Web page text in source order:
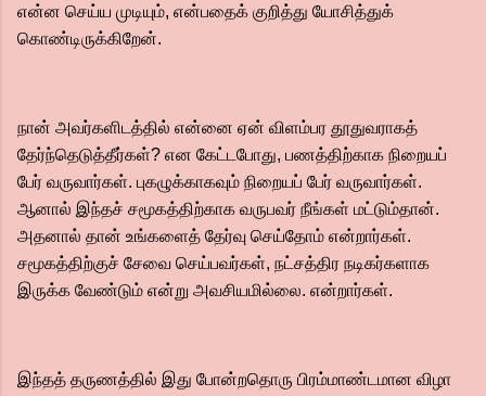
என்ன செய்ய முடியும், என்பதைக் குறித்து யோசித்துக்
கொண்டிருக்கிறேன்.
நான் அவர்களிடத்தில் என்னை ஏன் விளம்பர தூதுவராகத்
தேர்ந்தெடுத்தீர்கள்? என கேட்டபோது, பணத்திற்காக நிறையப்
பேர் வருவார்கள். புகழுக்காகவும் நிறையப் பேர் வருவார்கள்.
ஆனால் இந்தச் சமூகத்திற்காக வருபவர் நீங்கள் மட்டும்தான்.
அதனால் தான் உங்களைத் தேர்வு செய்தோம் என்றார்கள்.
சமூகத்திற்குச் சேவை செய்பவர்கள், நட்சத்திர நடிகர்களாக
இருக்க வேண்டும் என்று அவசியமில்லை. என்றார்கள்.
இந்தத் தருணத்தில் இது போன்றதொரு பிரம்மாண்டமான விழா